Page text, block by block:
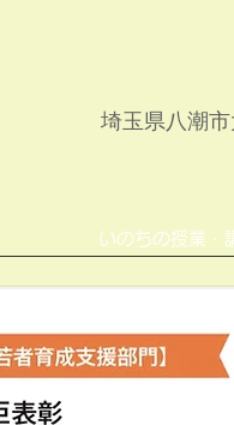
埼玉県八潮
いのちの授業・